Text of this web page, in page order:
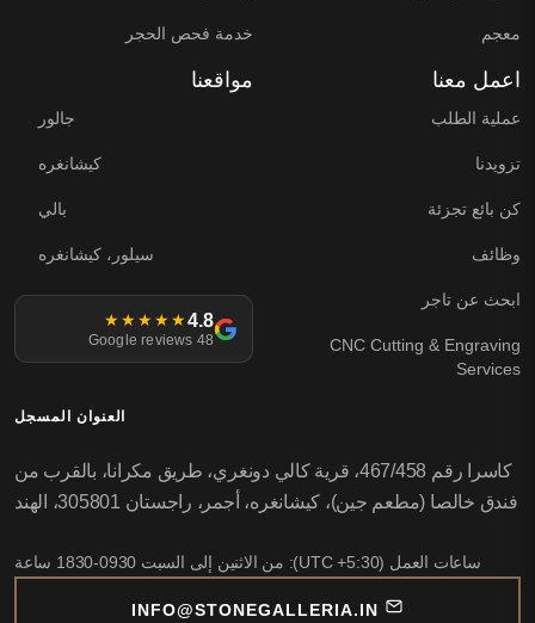
معجم خدمة فحص الحجر
اعمل معنا
عملية الطلب
تزويدنا
كن بائع تجزئة
وظائف
ابحث عن تاجر
CNC Cutting & Engraving
Services
مواقعنا
جالور
كيشانغره
بالي
سيلور، كيشانغره
4.8
★★★★★
48 Google reviews
العنوان المسجل
كاسرا رقم 467/458، قرية كالي دونغري، طريق مكرانا، بالقرب من
فندق خالصا (مطعم جين)، كيشانغره، أجمر، راجستان 305801، الهند
ساعات العمل (UTC +5:30): من الاثنين إلى السبت 0930-1830 ساعة
INFO@STONEGALLERIA.IN